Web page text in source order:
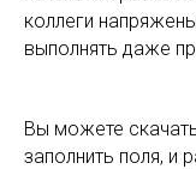
коллеги
выполнять даже
Вы можете
заполнить поля, и